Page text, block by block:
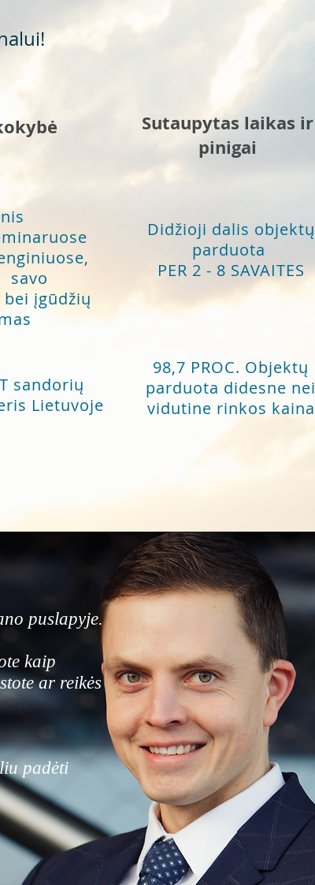
savo
įgūdžių
sandorių
Lietuvoje
Sutaupytas laikas ir
pinigai
Didžioji dalis objektų
parduota
PER 2 - 8 SAVAITES
98,7 PROC. Objektų
parduota didesne nei
vidutine rinkos kaina
puslapyje.
kaip
ar reikės
padėti